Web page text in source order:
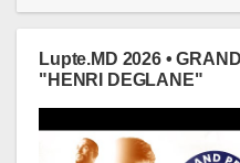
Lupte.MD 2026 •
"HENRI DEGLANE"